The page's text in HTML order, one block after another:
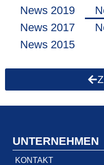
News 2019
News 2017
News 2015
UNTERNEHMEN
KONTAKT